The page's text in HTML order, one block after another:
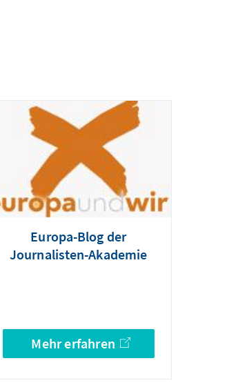
Europa-Blog der
Journalisten-Akademie
Mehr erfahren